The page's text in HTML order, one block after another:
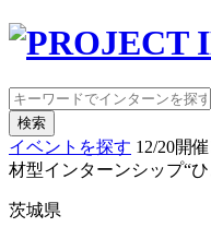
検索
イベントを探す 12/20開
材型インターンシップ“
茨城県